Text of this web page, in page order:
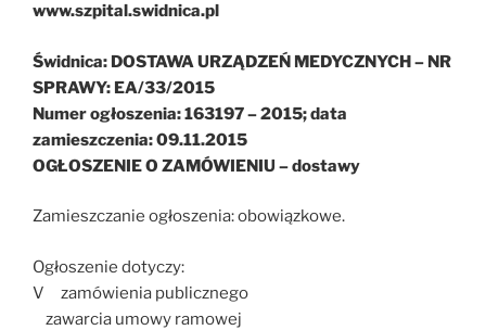
www.szpital.swidnica.pl
Świdnica: DOSTAWA URZĄDZEŃ MEDYCZNYCH – NR
SPRAWY: EA/33/2015
Numer ogłoszenia: 163197 – 2015; data
zamieszczenia: 09.11.2015
OGŁOSZENIE O ZAMÓWIENIU – dostawy
Zamieszczanie ogłoszenia: obowiązkowe.
Ogłoszenie dotyczy:
V zamówienia publicznego
zawarcia umowy ramowej